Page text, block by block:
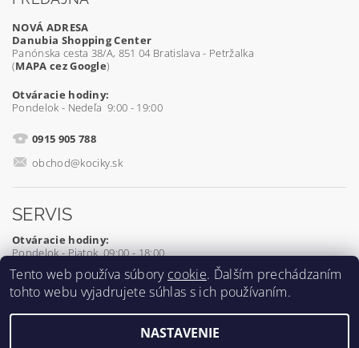
NOVÁ ADRESA
Danubia Shopping Center
Panónska cesta 38/A, 851 04 Bratislava - Petržalka
(MAPA cez Google)
Otváracie hodiny:
Pondelok - Nedeľa 9:00 - 19:00
0915 905 788
obchod@kociky.sk
SERVIS
Otváracie hodiny:
Pondelok - Piatok 09:00 - 18:00
0905 539 927
Tento web používa súbory cookie. Ďalším prechádzaním
tohto webu vyjadrujete súhlas s ich používaním.
NASTAVENIE